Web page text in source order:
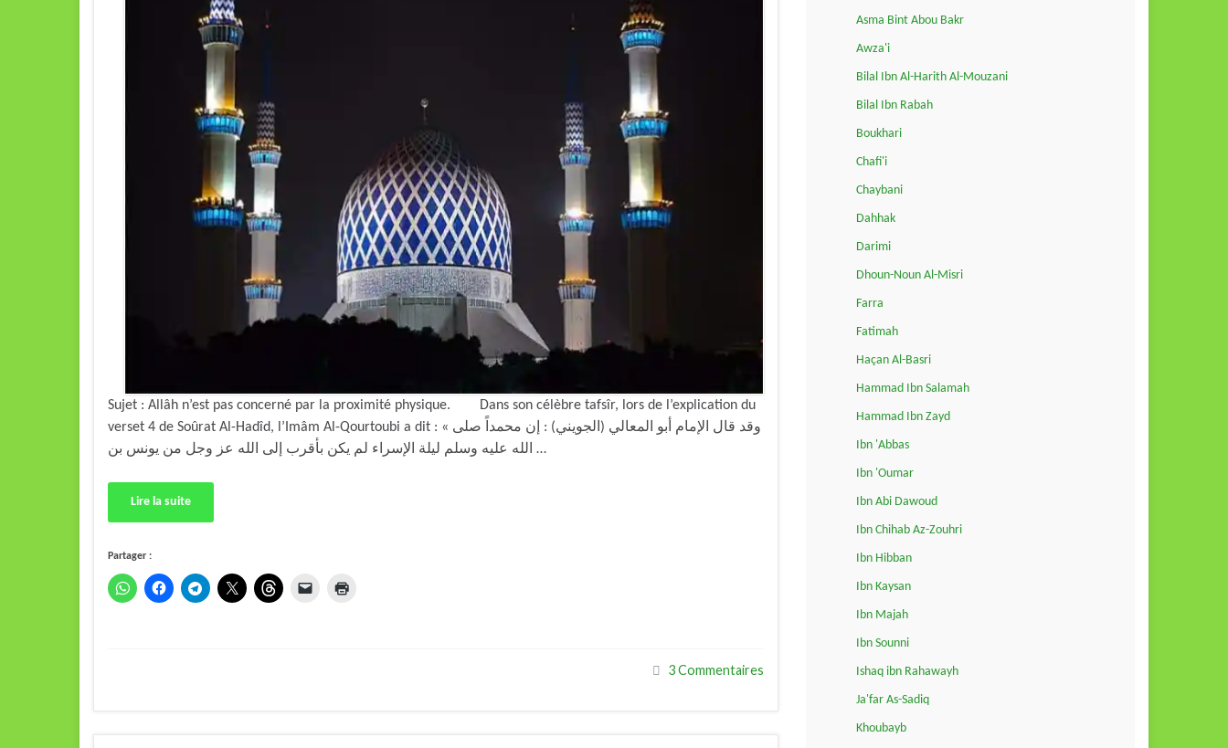
Sujet : Allâh n’est pas concerné par la proximité physique. Dans son célèbre tafsîr, lors de l’explication du
verset 4 de Soûrat Al-Hadîd, l’Imâm Al-Qourtoubi a dit : « وقد قال الإمام أبو المعالي (الجويني) : إن محمداً صلى
الله عليه وسلم ليلة الإسراء لم يكن بأقرب إلى الله عز وجل من يونس بن …
Lire la suite
Partager :
3 Commentaires
Asma Bint Abou Bakr
Awza'i
Bilal Ibn Al-Harith Al-Mouzani
Bilal Ibn Rabah
Boukhari
Chafi'i
Chaybani
Dahhak
Darimi
Dhoun-Noun Al-Misri
Farra
Fatimah
Haçan Al-Basri
Hammad Ibn Salamah
Hammad Ibn Zayd
Ibn 'Abbas
Ibn 'Oumar
Ibn Abi Dawoud
Ibn Chihab Az-Zouhri
Ibn Hibban
Ibn Kaysan
Ibn Majah
Ibn Sounni
Ishaq ibn Rahawayh
Ja'far As-Sadiq
Khoubayb